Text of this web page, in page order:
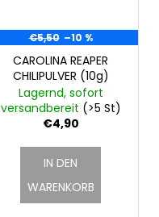
€5,50 –10 %
CAROLINA REAPER
CHILIPULVER (10g)
Lagernd, sofort
versandbereit (>5 St)
€4,90
IN DEN
WARENKORB